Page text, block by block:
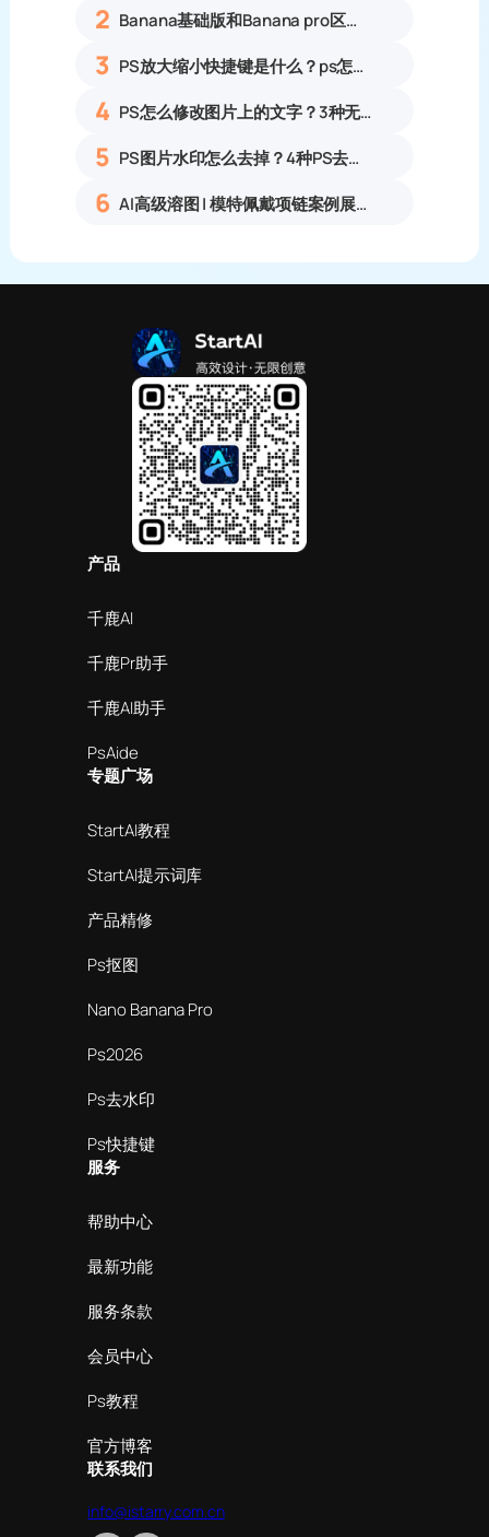
2 Banana基础版和Banana pro区别对比丨具体案例应用+使用教程
3 PS放大缩小快捷键是什么？ps怎么把图片拉大拉小？
4 PS怎么修改图片上的文字？3种无痕改字方法，新手也能搞定
5 PS图片水印怎么去掉？4种PS去水印方法教程无痕去除各类图片水印
6 AI高级溶图 | 模特佩戴项链案例展示
产品
千鹿AI
千鹿Pr助手
千鹿AI助手
PsAide
专题广场
StartAI教程
StartAI提示词库
产品精修
Ps抠图
Nano Banana Pro
Ps2026
Ps去水印
Ps快捷键
服务
帮助中心
最新功能
服务条款
会员中心
Ps教程
官方博客
联系我们
info@istarry.com.cn